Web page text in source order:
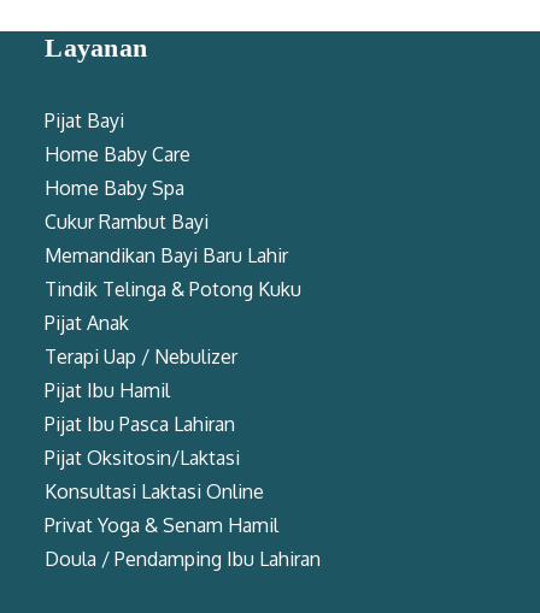
Layanan
Pijat Bayi
Home Baby Care
Home Baby Spa
Cukur Rambut Bayi
Memandikan Bayi Baru Lahir
Tindik Telinga & Potong Kuku
Pijat Anak
Terapi Uap / Nebulizer
Pijat Ibu Hamil
Pijat Ibu Pasca Lahiran
Pijat Oksitosin/Laktasi
Konsultasi Laktasi Online
Privat Yoga & Senam Hamil
Doula / Pendamping Ibu Lahiran